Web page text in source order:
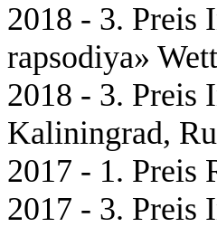
2018 - 3. Preis
rapsodiya»
2018 - 3. Preis
Kaliningrad,
2017 - 1. Preis
2017 - 3. Preis